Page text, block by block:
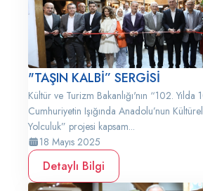
"TAŞIN KALBİ” SERGİSİ
Kültür ve Turizm Bakanlığı'nın “102. Yılda
Cumhuriyetin Işığında Anadolu’nun
Yolculuk” projesi kapsam...
18 Mayıs 2025
Detaylı Bilgi